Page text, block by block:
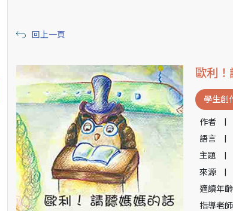
回上一頁
歐利！
學生創
作者
語言
主題
來源
適讀年齡
指導老師